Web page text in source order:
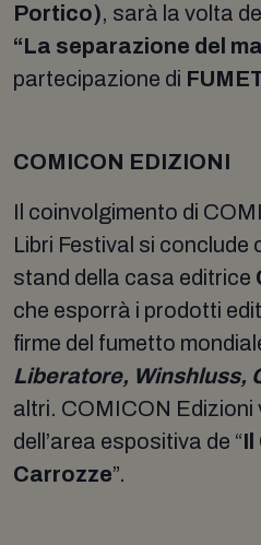
Portico), sarà la volta
“La separazione del
partecipazione di
COMICON EDIZIONI
Il coinvolgimento di
Libri Festival si conclude
stand della casa editrice
che esporrà i prodotti
firme del fumetto
Liberatore, Winshluss,
altri. COMICON Edizioni
dell’area espositiva de “Il
Carrozze”.